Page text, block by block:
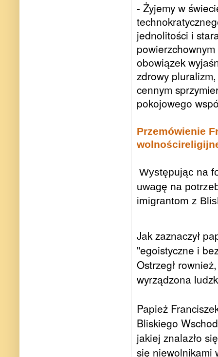
- Żyjemy w
jednolitości i
obowiązek
zdrowy
cennym
pokojowego
Przemówienie
Występując na
uwagę na
imigrantom z
Jak zaznaczył
"egoistyczne i
Ostrzegł
wyrządzona
Papież
Bliskiego
jakiej znalazło
się niewolnikami